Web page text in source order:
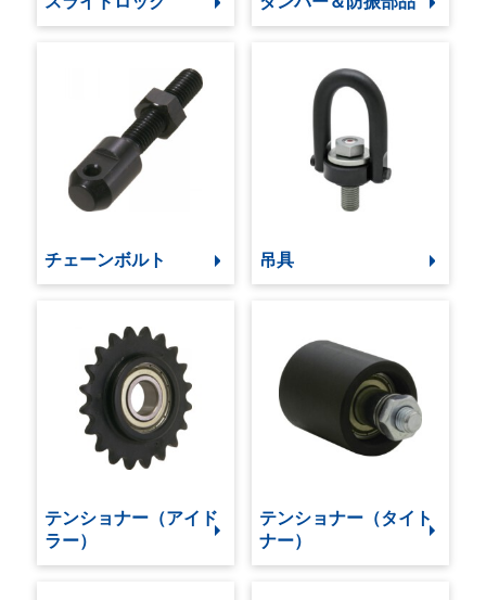
チェーンボルト 吊具
テンショナー（アイド
ラー）
テンショナー（タイト
ナー）